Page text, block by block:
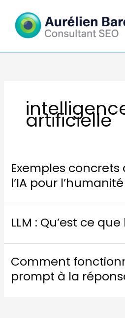
contenu
artificielle
Exemples concrets
l’IA pour l’humanité
LLM : Qu’est ce
Comment
prompt à la